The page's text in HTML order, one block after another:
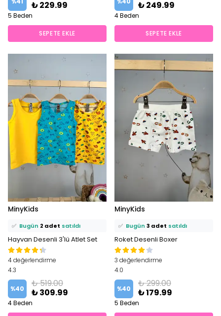
₺ 229.99
5 Beden
SEPETE EKLE
₺ 249.99
4 Beden
SEPETE EKLE
MinyKids
⭐️ Bu ürünü7 kişifavoriledi!
🛒 5 kişisepetine ekledi!
✅ Bugün 2 adet satıldı
Hayvan Desenli 3'lü Atlet Set
4 değerlendirme
4.3
%40
₺ 519.00
₺ 309.99
4 Beden
MinyKids
⭐️ Bu ürünü9 kişifavoriledi!
🛒 7 kişisepetine ekledi!
✅ Bugün 3 adet satıldı
Roket Desenli Boxer
3 değerlendirme
4.0
%40
₺ 299.00
₺ 179.99
5 Beden